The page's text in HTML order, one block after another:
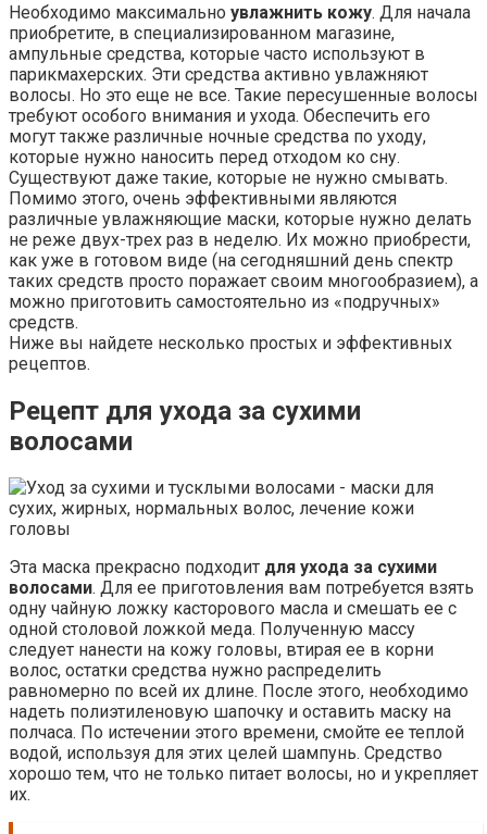
Необходимо максимально увлажнить кожу. Для начала
приобретите, в специализированном магазине,
ампульные средства, которые часто используют в
парикмахерских. Эти средства активно увлажняют
волосы. Но это еще не все. Такие пересушенные волосы
требуют особого внимания и ухода. Обеспечить его
могут также различные ночные средства по уходу,
которые нужно наносить перед отходом ко сну.
Существуют даже такие, которые не нужно смывать.
Помимо этого, очень эффективными являются
различные увлажняющие маски, которые нужно делать
не реже двух-трех раз в неделю. Их можно приобрести,
как уже в готовом виде (на сегодняшний день спектр
таких средств просто поражает своим многообразием), а
можно приготовить самостоятельно из «подручных»
средств.
Ниже вы найдете несколько простых и эффективных
рецептов.
Рецепт для ухода за сухими
волосами
Эта маска прекрасно подходит для ухода за сухими
волосами. Для ее приготовления вам потребуется взять
одну чайную ложку касторового масла и смешать ее с
одной столовой ложкой меда. Полученную массу
следует нанести на кожу головы, втирая ее в корни
волос, остатки средства нужно распределить
равномерно по всей их длине. После этого, необходимо
надеть полиэтиленовую шапочку и оставить маску на
полчаса. По истечении этого времени, смойте ее теплой
водой, используя для этих целей шампунь. Средство
хорошо тем, что не только питает волосы, но и укрепляет
их.